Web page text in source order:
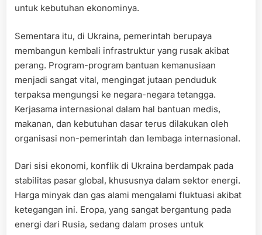
untuk kebutuhan ekonominya.
Sementara itu, di Ukraina, pemerintah berupaya
membangun kembali infrastruktur yang rusak akibat
perang. Program-program bantuan kemanusiaan
menjadi sangat vital, mengingat jutaan penduduk
terpaksa mengungsi ke negara-negara tetangga.
Kerjasama internasional dalam hal bantuan medis,
makanan, dan kebutuhan dasar terus dilakukan oleh
organisasi non-pemerintah dan lembaga internasional.
Dari sisi ekonomi, konflik di Ukraina berdampak pada
stabilitas pasar global, khususnya dalam sektor energi.
Harga minyak dan gas alami mengalami fluktuasi akibat
ketegangan ini. Eropa, yang sangat bergantung pada
energi dari Rusia, sedang dalam proses untuk